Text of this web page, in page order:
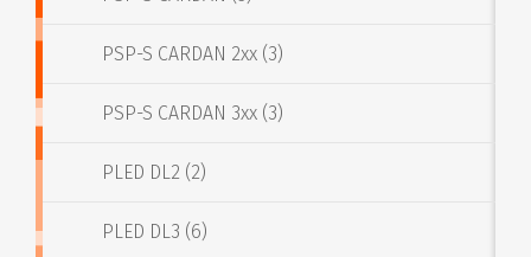
PSP-S CARDAN 2xx (3)
PSP-S CARDAN 3xx (3)
PLED DL2 (2)
PLED DL3 (6)